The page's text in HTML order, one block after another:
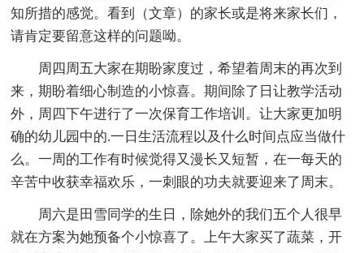
知所措的感觉。看到（文章）的家长或是将来家长们，
请肯定要留意这样的问题呦。
周四周五大家在期盼家度过，希望着周末的再次到
来，期盼着细心制造的小惊喜。期间除了日让教学活动
外，周四下午进行了一次保育工作培训。让大家更加明
确的幼儿园中的.一日生活流程以及什么时间点应当做什
么。一周的工作有时候觉得又漫长又短暂，在一每天的
辛苦中收获幸福欢乐，一刺眼的功夫就要迎来了周末。
周六是田雪同学的生日，除她外的我们五个人很早
就在方案为她预备个小惊喜了。上午大家买了蔬菜，开